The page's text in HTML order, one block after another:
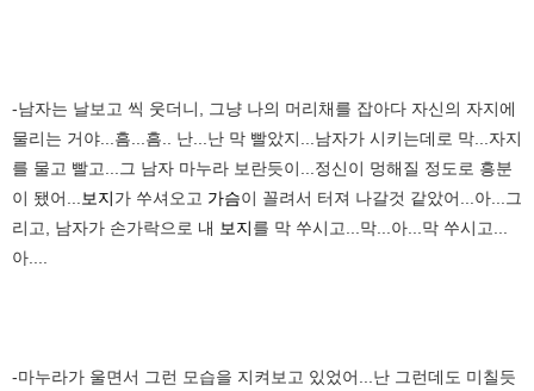
-남자는 날보고 씩 웃더니, 그냥 나의 머리채를 잡아다 자신의 자지에
물리는 거야...흠...흠.. 난...난 막 빨았지...남자가 시키는데로 막...자지
를 물고 빨고...그 남자 마누라 보란듯이...정신이 멍해질 정도로 흥분
이 됐어...
보지가 쑤셔오고 가슴이 꼴려서 터져 나갈것 같았어...아...그
리고, 남자가 손가락으로 내 보지를 막 쑤시고...막...아...막 쑤시고...
아....
-마누라가 울면서 그런 모습을 지켜보고 있었어...난 그런데도 미칠듯